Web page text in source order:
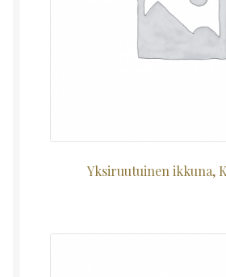
Yksiruutuinen ikkuna,